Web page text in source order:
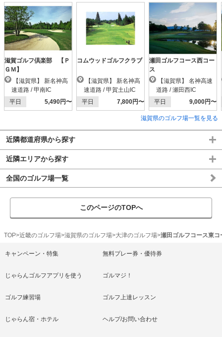
滋賀ゴルフ倶楽部 【Ｐ
ＧＭ】
速道路 / 甲南IC
平日
5,490円〜
コムウッドゴルフクラブ
速道路 / 甲賀土山IC
平日
7,800円〜
瀬田ゴルフコース西コー
ス
道路 / 瀬田西IC
平日
9,000円〜
滋賀県のゴルフ場一覧を見る
近隣都道府県から探す
近隣エリアから探す
全国のゴルフ場一覧
このページのTOPへ
TOP 近畿のゴルフ場 滋賀県のゴルフ場 大津のゴルフ場 瀬田ゴルフコース東コ
キャンペーン・特集 無料プレー券・優待券
じゃらんゴルフアプリを使う ゴルマジ！
ゴルフ練習場 ゴルフ上達レッスン
じゃらん宿・ホテル ヘルプ/お問い合わせ